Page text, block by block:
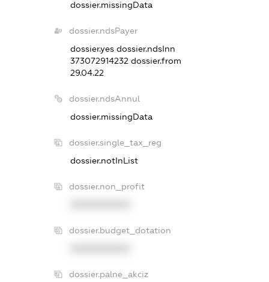
dossier.missingData
dossier.ndsPayer
dossier.yesdossier.ndsInn
373072914232dossier.from
29.04.22
dossier.ndsAnnul
dossier.missingData
dossier.single_tax_reg
dossier.notInList
dossier.non_profit
dossier.budget_dotation
dossier.palne_akciz